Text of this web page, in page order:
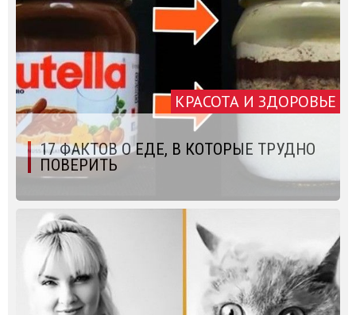
КРАСОТА И ЗДОРОВЬЕ
17 ФАКТОВ О ЕДЕ, В КОТОРЫЕ ТРУДНО
ПОВЕРИТЬ